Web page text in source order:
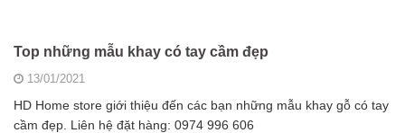
Top những mẫu khay có tay cầm đẹp
13/01/2021
HD Home store giới thiệu đến các bạn những mẫu khay gỗ có tay
cầm đẹp. Liên hệ đặt hàng: 0974 996 606